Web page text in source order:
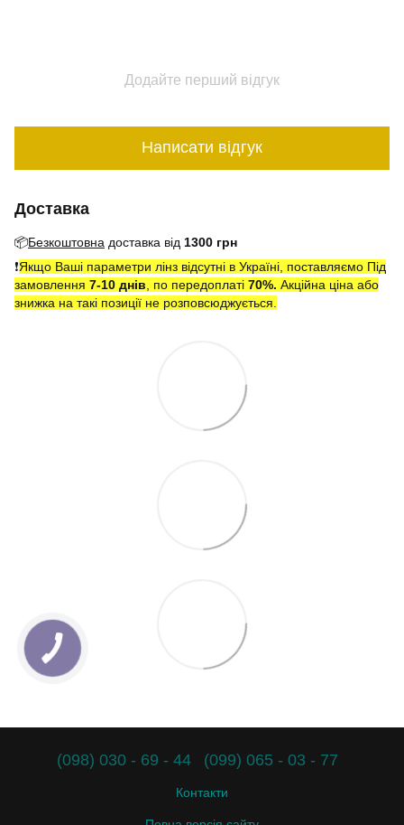
Додайте перший відгук
Написати відгук
Доставка
📦Безкоштовна доставка від 1300 грн
❗️Якщо Ваші параметри лінз відсутні в Україні, поставляємо Під
замовлення 7-10 днів , по передоплаті 70%. Акційна ціна або
знижка на такі позиції не розповсюджується.
(098) 030 - 69 - 44 (099) 065 - 03 - 77
Контакти